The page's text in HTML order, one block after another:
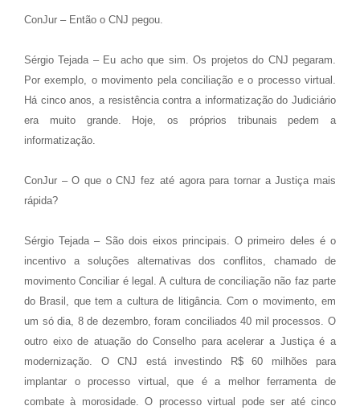
ConJur – Então o CNJ pegou.
Sérgio Tejada – Eu acho que sim. Os projetos do CNJ pegaram.
Por exemplo, o movimento pela conciliação e o processo virtual.
Há cinco anos, a resistência contra a informatização do Judiciário
era muito grande. Hoje, os próprios tribunais pedem a
informatização.
ConJur – O que o CNJ fez até agora para tornar a Justiça mais
rápida?
Sérgio Tejada – São dois eixos principais. O primeiro deles é o
incentivo a soluções alternativas dos conflitos, chamado de
movimento Conciliar é legal. A cultura de conciliação não faz parte
do Brasil, que tem a cultura de litigância. Com o movimento, em
um só dia, 8 de dezembro, foram conciliados 40 mil processos. O
outro eixo de atuação do Conselho para acelerar a Justiça é a
modernização. O CNJ está investindo R$ 60 milhões para
implantar o processo virtual, que é a melhor ferramenta de
combate à morosidade. O processo virtual pode ser até cinco